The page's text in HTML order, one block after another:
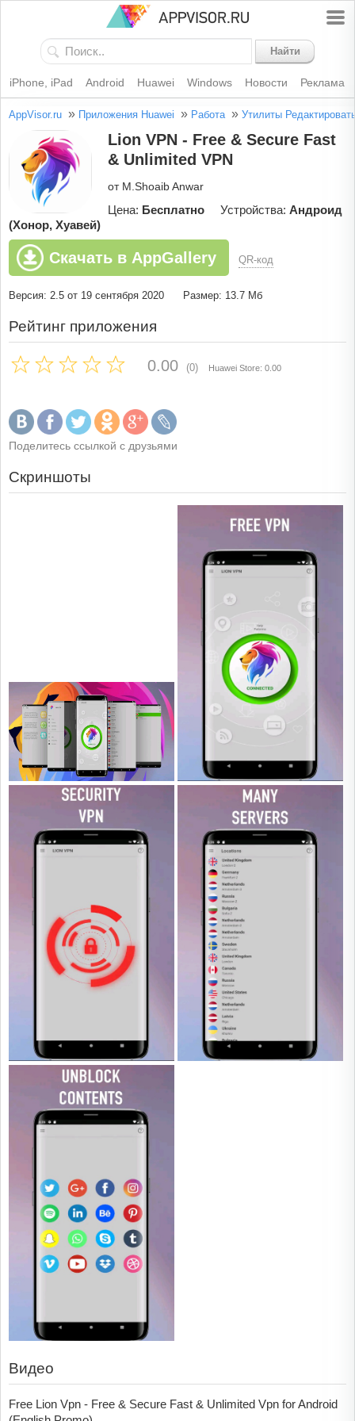
Найти
iPhone, iPad Android Huawei Windows Новости Реклама
AppVisor.ru » Приложения Huawei » Работа » Утилиты
Lion VPN - Free & Secure Fast
& Unlimited VPN
от M.Shoaib Anwar
Цена: Бесплатно Устройства: Андроид
(Хонор, Хуавей)
Скачать в AppGallery QR-код
Версия: 2.5 от 19 сентября 2020 Размер: 13.7 Мб
Рейтинг приложения
0.00 (0) Huawei Store: 0.00
Поделитесь ссылкой с друзьями
Скриншоты
Видео
Free Lion Vpn - Free & Secure Fast & Unlimited Vpn for Android